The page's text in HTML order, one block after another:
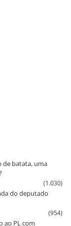
de batata, uma
(1.030)
do deputado
(954)
ao PL com